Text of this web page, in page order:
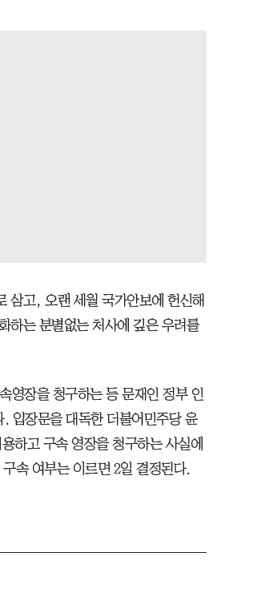
삼고, 오랜 세월 국가안보에 헌신해
하는 분별없는 처사에 깊은 우려를
영장을 청구하는 등 문재인 정부 인
입장문을 대독한 더불어민주당 윤
하고 구속 영장을 청구하는 사실에
속 여부는 이르면 2일 결정된다.